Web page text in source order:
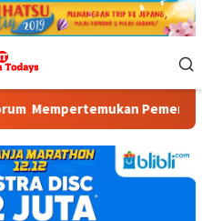
Pemerintah, Pelaku